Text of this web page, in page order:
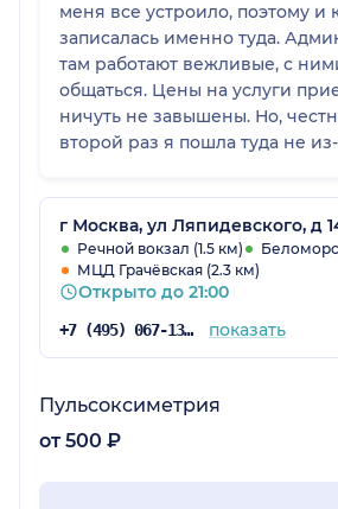
меня все устроило, поэтому и
записалась именно туда.
там работают вежливые, с
общаться. Цены на услуги
ничуть не завышены. Но,
второй раз я пошла туда не
визуально, и в итоге все мои
оправданы. В другом центре
же области совсем не так
поэтому я нашла врача в
г Москва, ул Ляпидевского, д
Речной вокзал (1.5 км)
МЦД Грачёвская (2.3 км)
Открыто до 21:00
+7 (495) 067-13-77 показать
Пульсоксиметрия
от 500 ₽